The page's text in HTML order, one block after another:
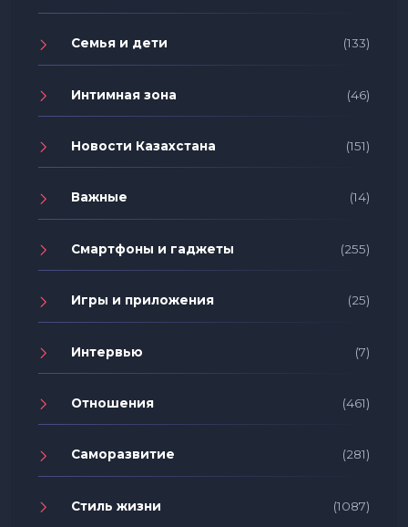
Семья и дети (133)
Интимная зона (46)
Новости Казахстана (151)
Важные (14)
Смартфоны и гаджеты (255)
Игры и приложения (25)
Интервью (7)
Отношения (461)
Саморазвитие (281)
Стиль жизни (1087)